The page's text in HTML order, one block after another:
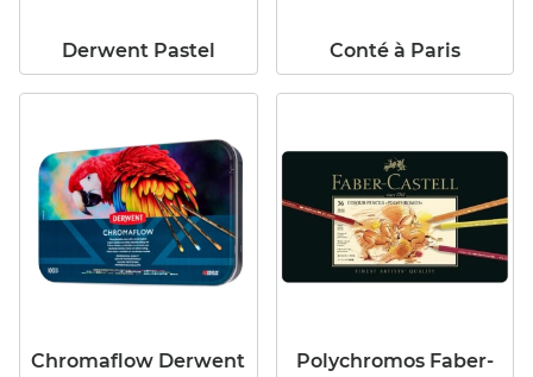
Derwent Pastel Conté à Paris
Chromaflow Derwent
Polychromos Faber-